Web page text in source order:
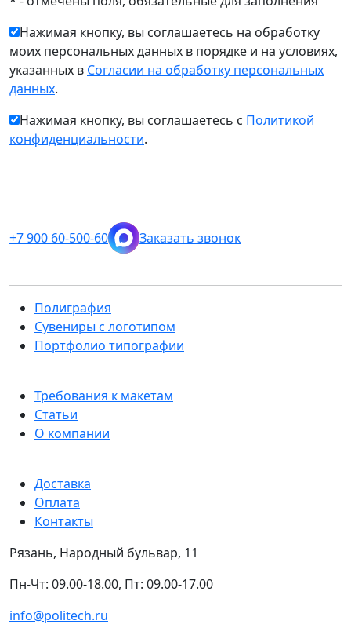
Нажимая кнопку, вы соглашаетесь на обработку
моих персональных данных в порядке и на условиях,
указанных в Согласии на обработку персональных
данных.
Нажимая кнопку, вы соглашаетесь с Политикой
конфиденциальности.
+7 900 60-500-60 Заказать звонок
Полиграфия
Сувениры с логотипом
Портфолио типографии
Требования к макетам
Статьи
О компании
Доставка
Оплата
Контакты
Рязань, Народный бульвар, 11
Пн-Чт: 09.00-18.00, Пт: 09.00-17.00
info@politech.ru